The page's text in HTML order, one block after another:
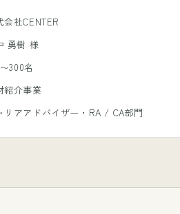
会社CENTER
勇樹 様
300名
紹介事業
リアアドバイザー・RA / CA部門